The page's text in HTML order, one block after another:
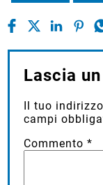
Lascia
Il tuo
campi
Commento*